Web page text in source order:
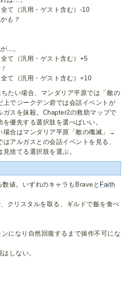
て（汎用・ゲスト含む）-10
も？
…。
て（汎用・ゲスト含む）+5
て（汎用・ゲスト含む）+10
たい場合、マンダリア平原では「敵の
上でジークデン砦では会話イベントが
ガスを抹殺。Chapter2の救助マップで
を優先する選択肢を選べばいい。
場合はマンダリア平原「敵の殲滅」→
はアルガスとの会話イベントを見る、
捨てる選択肢を選ぶ。
値。いずれのキャラもBraveと Faith
クリスタルを取る、ギルドで飯を食べ
ンになり自然回復するまで操作不可にな
しない。